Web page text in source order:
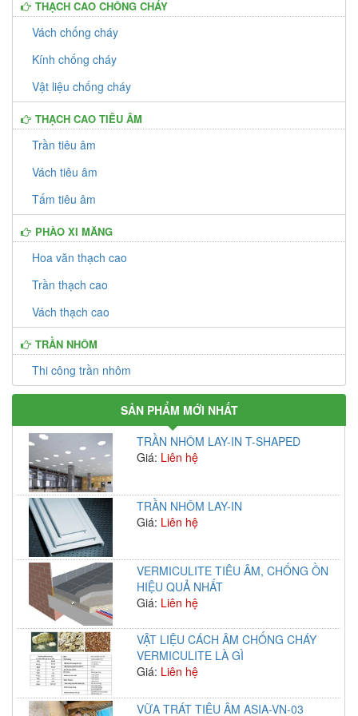
THẠCH CAO CHỐNG CHÁY
Vách chống cháy
Kính chống cháy
Vật liệu chống cháy
THẠCH CAO TIÊU ÂM
Trần tiêu âm
Vách tiêu âm
Tấm tiêu âm
PHÀO XI MĂNG
Hoa văn thạch cao
Trần thạch cao
Vách thạch cao
TRẦN NHÔM
Thi công trần nhôm
SẢN PHẨM MỚI NHẤT
TRẦN NHÔM LAY-IN T-SHAPED
Giá: Liên hệ
TRẦN NHÔM LAY-IN
Giá: Liên hệ
VERMICULITE TIÊU ÂM, CHỐNG ỒN
HIỆU QUẢ NHẤT
Giá: Liên hệ
VẬT LIỆU CÁCH ÂM CHỐNG CHÁY
VERMICULITE LÀ GÌ
Giá: Liên hệ
VỮA TRÁT TIÊU ÂM ASIA-VN-03